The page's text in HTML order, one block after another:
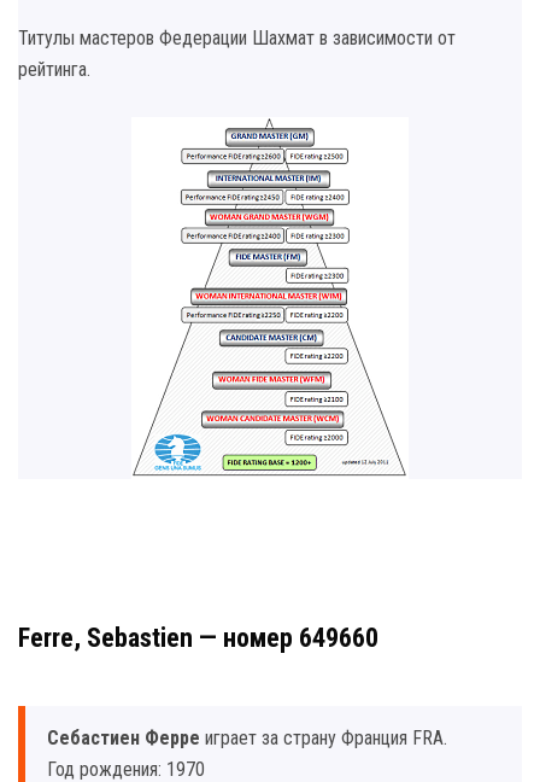
Титулы мастеров Федерации Шахмат в зависимости от
рейтинга.
Ferre, Sebastien — номер 649660
Себастиен Ферре играет за страну Франция FRA.
Год рождения: 1970